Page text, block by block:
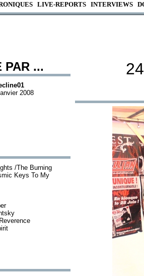
LIVE-REPORTS INTERVIEWS
PAR ...
2008
/The Burning
Keys To My